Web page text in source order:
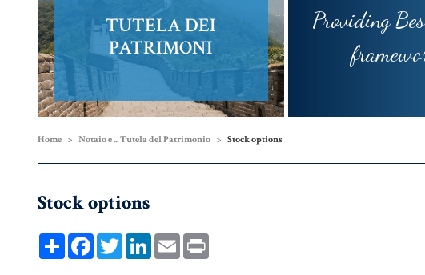
Compravendita
e
Finanziamenti
COMPRAVENDITA
MUTUO
Famiglia,
Unioni
Civili e
Successioni
TUTELA DEI
PATRIMONI
Providing
Home Notaio e ... Tutela del Patrimonio Stock options
Stock options
ShareFacebookTwitterLinkedInEmail